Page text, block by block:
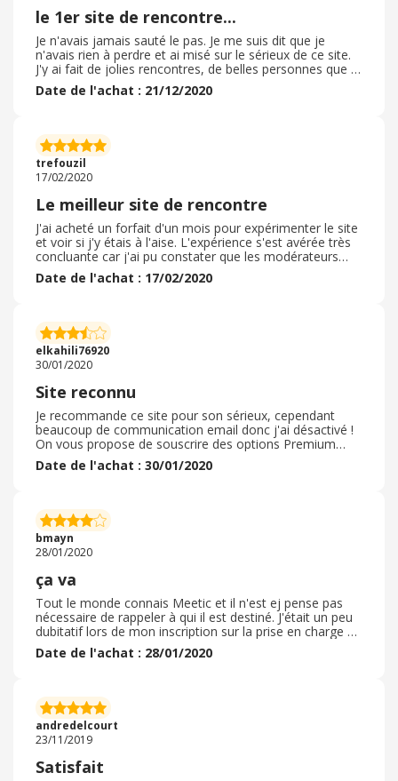
personnes a peu de chose pret.
le 1er site de rencontre...
Je n'avais jamais sauté le pas. Je me suis dit que je
n'avais rien à perdre et ai misé sur le sérieux de ce site.
J'y ai fait de jolies rencontres, de belles personnes que je
n'aurait jamais rencontrées sans cela. On y trouve des
gens motivés et fiables. Le fait de payer élimine les
conçus et intuitifs, à chacun de paramétrer le site et
l'application selon ses besoins et son temps disponible.
J'ai trouvé l'âme soeur !
Date de l'achat : 21/12/2020
trefouzil
17/02/2020
Le meilleur site de rencontre
J'ai acheté un forfait d'un mois pour expérimenter le site
et voir si j'y étais à l'aise. L'expérience s'est avérée très
concluante car j'ai pu constater que les modérateurs
étaient très actifs et le site bien géré, ce qui évite un
maximum de déconvenues, de type goujaterie... Les
temps pour essayer de rencontrer l'âme soeur. Des
options sont possibles, pour naviguer sans pub, choisir
qui peut vous contacter, navigue incognito, etc.
Date de l'achat : 17/02/2020
elkahili76920
30/01/2020
Site reconnu
Je recommande ce site pour son sérieux, cependant
beaucoup de communication email donc j'ai désactivé !
On vous propose de souscrire des options Premium
avant même de prendre le temps de connaitre leur site
et l'utilisation des services. Pensez bien à activer votre
Je ne peux que vous recommander ce site ma paraissant
sérieux et clair. Attention au réengagement si vous ne
prêtez pas attention donc prenez soin de désactiver le
renouvellement automatique. Je recommande donc ce
Date de l'achat : 30/01/2020
bmayn
28/01/2020
ça va
Tout le monde connais Meetic et il n'est ej pense pas
nécessaire de rappeler à qui il est destiné. J'était un peu
dubitatif lors de mon inscription sur la prise en charge de
mon cash-back ( 45 € tout de même) et ce dernier m'a
été versé quasiment instantanément ! C'est une
centimes... Ici le lendemain tout était ok ! Pour le reste
niveau utilisation du site je suis quand m^me un peu
dubitatif...
Date de l'achat : 28/01/2020
andredelcourt
23/11/2019
Satisfait